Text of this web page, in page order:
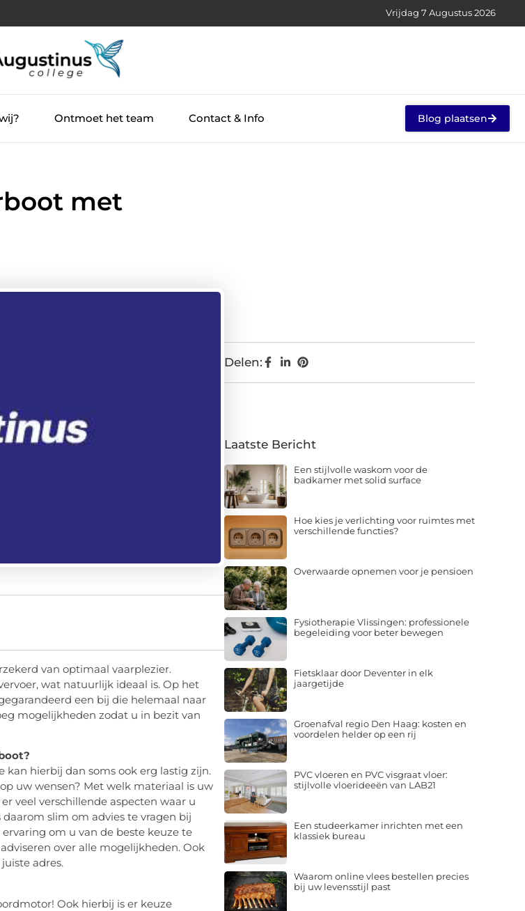
Vrijdag 7 Augustus 2026
Ontmoet het team Contact & Info Blog plaatsen
met
van optimaal vaarplezier.
wat natuurlijk ideaal is. Op het
een bij die helemaal naar
mogelijkheden zodat u in bezit van
hierbij dan soms ook erg lastig zijn.
uw wensen? Met welk materiaal is uw
veel verschillende aspecten waar u
slim om advies te vragen bij
om u van de beste keuze te
over alle mogelijkheden. Ook
adres.
Ook hierbij is er keuze
Delen:
Laatste Bericht
Een stijlvolle waskom voor de
badkamer met solid surface
Hoe kies je verlichting voor ruimtes met
verschillende functies?
Overwaarde opnemen voor je pensioen
Fysiotherapie Vlissingen: professionele
begeleiding voor beter bewegen
Fietsklaar door Deventer in elk
jaargetijde
Groenafval regio Den Haag: kosten en
voordelen helder op een rij
PVC vloeren en PVC visgraat vloer:
stijlvolle vloerideeën van LAB21
Een studeerkamer inrichten met een
klassiek bureau
Waarom online vlees bestellen precies
bij uw levensstijl past